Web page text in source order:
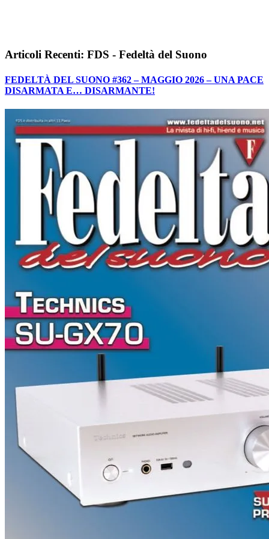
Articoli Recenti: FDS - Fedeltà del Suono
FEDELTÀ DEL SUONO #362 – MAGGIO 2026 – UNA PACE
DISARMATA E… DISARMANTE!